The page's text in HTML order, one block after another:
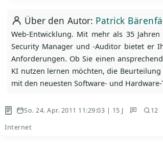
Über den Autor: Patrick
Web-Entwicklung. Mit mehr als 35
Security Manager und -Auditor bietet er
Anforderungen. Ob Sie einen
KI nutzen lernen möchten, die
mit den neuesten Software- und
So. 24. Apr. 2011 11:29:03 | 15 J 12
Internet